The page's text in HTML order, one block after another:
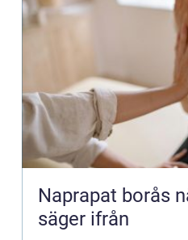
Naprapat borås när kroppen
säger ifrån